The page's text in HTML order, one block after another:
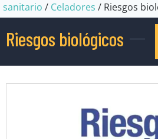
sanitario / Celadores / Riesgos
Riesgos biológicos